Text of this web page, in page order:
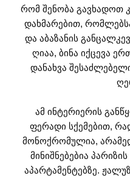
რომ შენობა გავხადოთ
დახმარებით,
და აბაზანის
ღიაა, ბინა იქცევა
დანახვა
ამ ინტერიერის
ფერადი სქემებით,
მონოქრომულია,
მინიშნებებია
აპარტამენტებზე.